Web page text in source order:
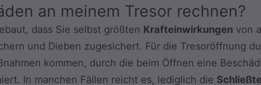
an meinem Tresor rechnen?
dass Sie selbst größten Krafteinwirkungen von
und Dieben zugesichert. Für die Tresoröffnung
kommen, durch die beim Öffnen eine
In manchen Fällen reicht es, lediglich die